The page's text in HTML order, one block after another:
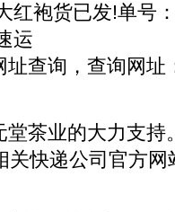
红袍货已发!单号
运
查询，查询网址
堂茶业的大力支持
关快递公司官方